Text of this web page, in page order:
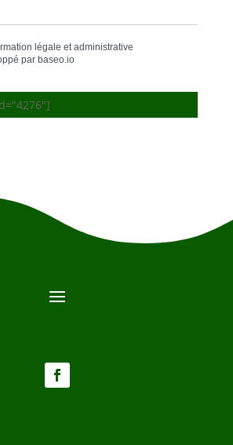
légale et administrative
par baseo.io